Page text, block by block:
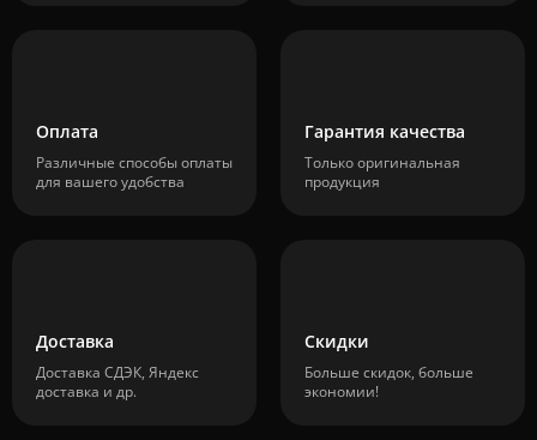
Оплата
Различные способы оплаты
для вашего удобства
Гарантия качества
Только оригинальная
продукция
Доставка
Доставка СДЭК, Яндекс
доставка и др.
Скидки
Больше скидок, больше
экономии!